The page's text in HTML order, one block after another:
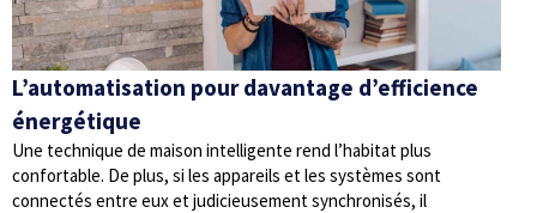
L’automatisation pour davantage d’efficience
énergétique
Une technique de maison intelligente rend l’habitat plus
confortable. De plus, si les appareils et les systèmes sont
connectés entre eux et judicieusement synchronisés, il